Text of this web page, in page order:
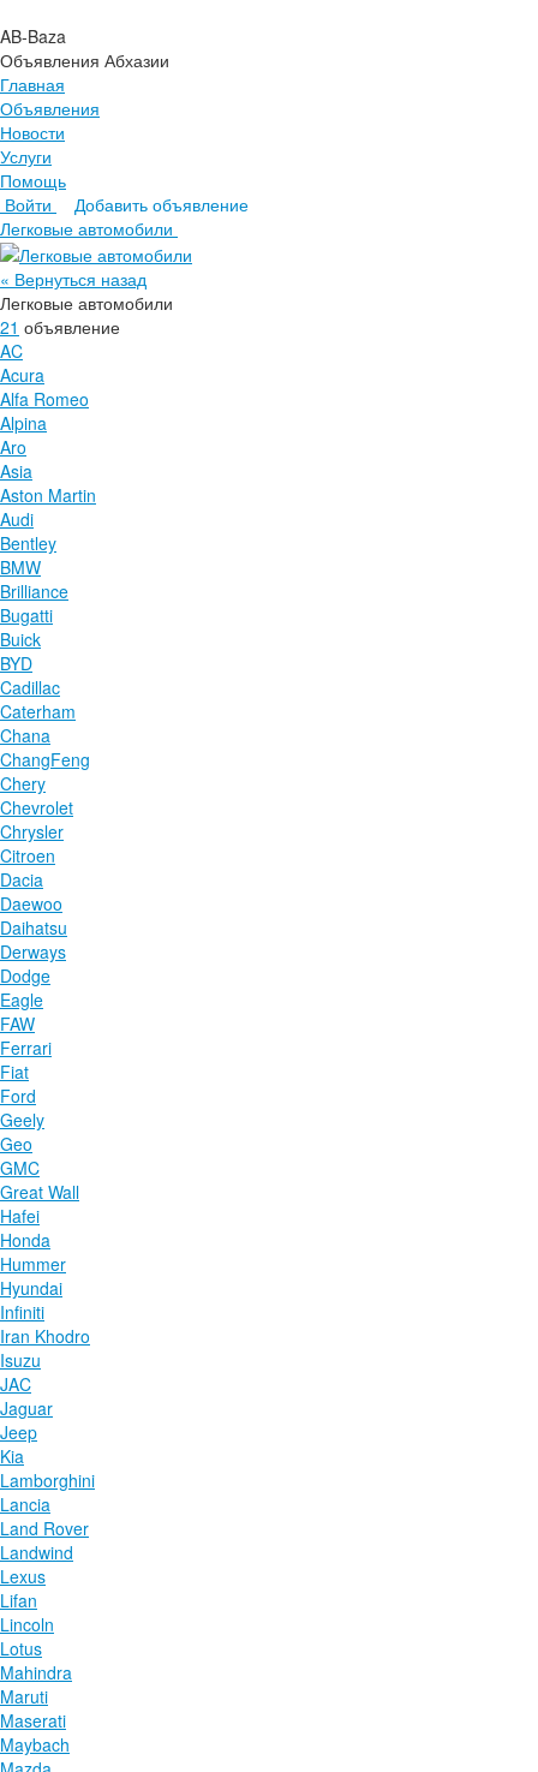
AB-Baza
Объявления Абхазии
Главная
Объявления
Новости
Услуги
Помощь
Войти
Добавить объявление
Главная
Объявления
Новости
Услуги
Помощь
Легковые автомобили
« Вернуться назад
Легковые автомобили
21 объявление
AC
Acura
Alfa Romeo
Alpina
Aro
Asia
Aston Martin
Audi
Bentley
BMW
Brilliance
Bugatti
Buick
BYD
Cadillac
Caterham
Chana
ChangFeng
Chery
Chevrolet
Chrysler
Citroen
Dacia
Daewoo
Daihatsu
Derways
Dodge
Eagle
FAW
Ferrari
Fiat
Ford
Geely
Geo
GMC
Great Wall
Hafei
Honda
Hummer
Hyundai
Infiniti
Iran Khodro
Isuzu
JAC
Jaguar
Jeep
Kia
Lamborghini
Lancia
Land Rover
Landwind
Lexus
Lifan
Lincoln
Lotus
Mahindra
Maruti
Maserati
Maybach